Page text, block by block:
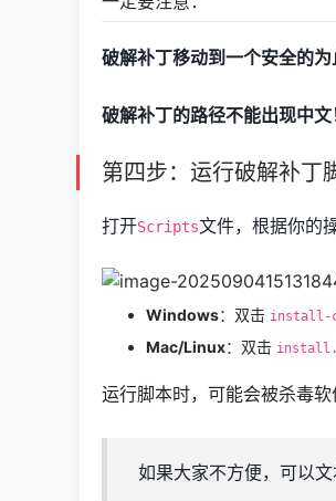
破解补丁移动到一个安全的
破解补丁的路径不能出现中
第四步：运行破解补丁
打开Scripts文件，根据你的
Windows：双击 install-
Mac/Linux：双击
运行脚本时，可能会被杀毒软
如果大家不方便，可以